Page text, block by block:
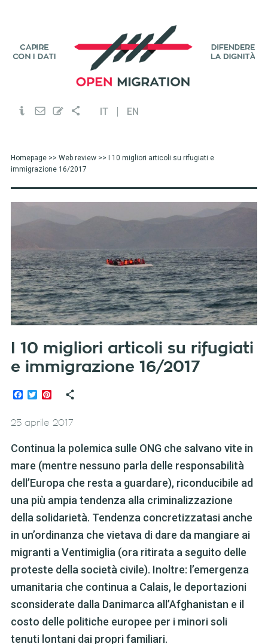
IT EN
Homepage>> Web review>> I 10 migliori articoli su rifugiati e
immigrazione 16/2017
I 10 migliori articoli su rifugiati
e immigrazione 16/2017
Facebook
TwitterPinterest
25 aprile 2017
Continua la polemica sulle ONG che salvano vite in
mare (mentre nessuno parla delle responsabilità
dell’Europa che resta a guardare), riconducibile ad
una più ampia tendenza alla criminalizzazione
della solidarietà. Tendenza concretizzatasi anche
in un’ordinanza che vietava di dare da mangiare ai
migranti a Ventimiglia (ora ritirata a seguito delle
proteste della società civile). Inoltre: l’emergenza
umanitaria che continua a Calais, le deportazioni
sconsiderate dalla Danimarca all’Afghanistan e il
costo delle politiche europee per i minori soli
tenuti lontani dai propri familiari.